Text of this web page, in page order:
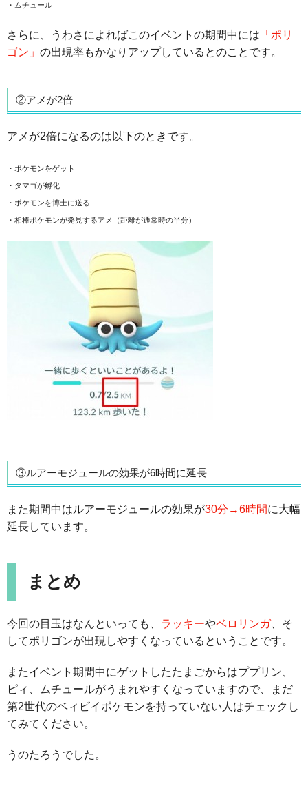
・ムチュール
さらに、うわさによればこのイベントの期間中には 「ポリ
ゴン」 の出現率もかなりアップしているとのことです。
②アメが2倍
アメが2倍になるのは以下のときです。
・ポケモンをゲット
・タマゴが孵化
・ポケモンを博士に送る
・相棒ポケモンが発見するアメ（距離が通常時の半分）
③ルアーモジュールの効果が6時間に延長
また期間中はルアーモジュールの効果が30分→6時間に大幅
延長しています。
まとめ
今回の目玉はなんといっても、 ラッキーやベロリンガ、そ
してポリゴンが出現しやすくなっているということです。
またイベント期間中にゲットしたたまごからはププリン、
ピィ、ムチュールがうまれやすくなっていますので、まだ
第2世代のベィビイポケモンを持っていない人はチェックし
てみてください。
うのたろうでした。